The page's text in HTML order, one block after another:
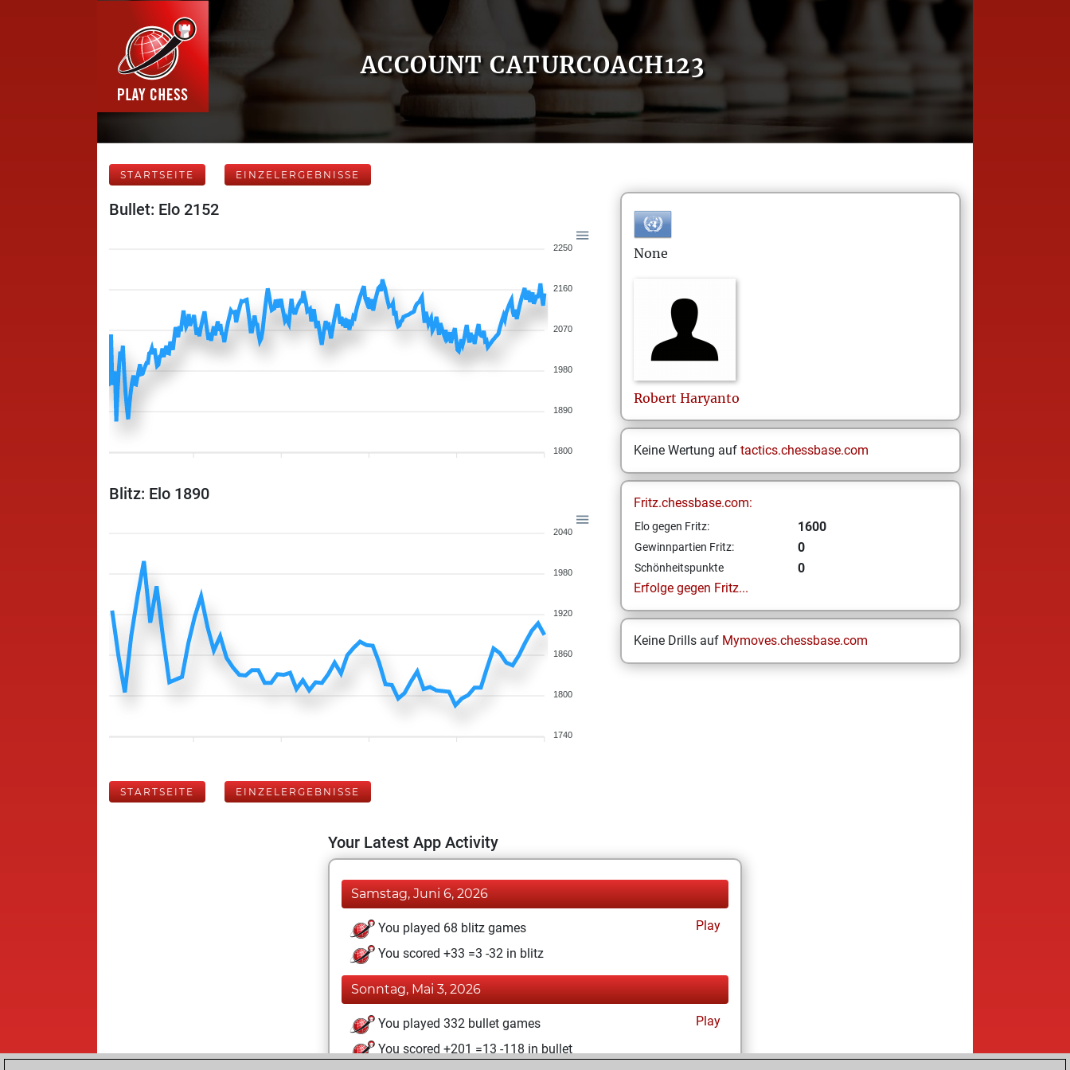
ACCOUNT CATURCOACH123
STARTSEITE EINZELERGEBNISSE
Bullet: Elo 2152
2250
2160
2070
1980
1890
1800
Blitz: Elo 1890
2040
1980
1920
1860
1800
1740
None
Robert Haryanto
Keine Wertung auf tactics.chessbase.com
Fritz.chessbase.com:
Elo gegen Fritz: 1600
Gewinnpartien Fritz: 0
Schönheitspunkte
0
Erfolge gegen Fritz...
Keine Drills auf Mymoves.chessbase.com
STARTSEITE EINZELERGEBNISSE
Your Latest App Activity
Samstag, Juni 6, 2026
You played 68 blitz games
Play
You scored +33 =3 -32 in blitz
Sonntag, Mai 3, 2026
You played 332 bullet games
Play
You scored +201 =13 -118 in bullet